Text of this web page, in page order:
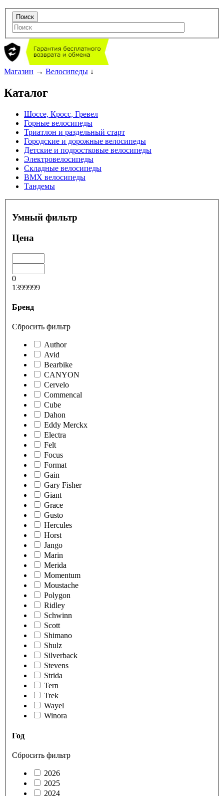
Магазин → Велосипеды ↓
Каталог
Шоссе, Кросс, Гревел
Горные велосипеды
Триатлон и раздельный старт
Городские и дорожные велосипеды
Детские и подростковые велосипеды
Электровелосипеды
Складные велосипеды
BMX велосипеды
Тандемы
Умный фильтр
Цена
0
1399999
Бренд
Сбросить фильтр
Author
Avid
Bearbike
CANYON
Cervelo
Commencal
Cube
Dahon
Eddy Merckx
Electra
Felt
Focus
Format
Gain
Gary Fisher
Giant
Grace
Gusto
Hercules
Horst
Jango
Marin
Merida
Momentum
Moustache
Polygon
Ridley
Schwinn
Scott
Shimano
Shulz
Silverback
Stevens
Strida
Tern
Trek
Wayel
Winora
Год
Сбросить фильтр
2026
2025
2024